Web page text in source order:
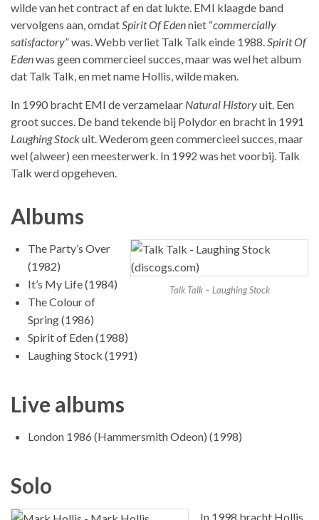
wilde van het contract af en dat lukte. EMI klaagde band
vervolgens aan, omdatSpirit Of Edenniet “commercially
satisfactory” was. Webb verliet Talk Talk einde 1988.Spirit Of
Edenwas geen commercieel succes, maar was wel het album
dat Talk Talk, en met name Hollis, wilde maken.
In 1990 bracht EMI de verzamelaar Natural Historyuit. Een
groot succes. De band tekende bij Polydor en bracht in 1991
Laughing Stockuit. Wederom geen commercieel succes, maar
wel (alweer) een meesterwerk. In 1992 was het voorbij. Talk
Talk werd opgeheven.
Albums
Talk Talk – Laughing Stock
The Party’s Over
(1982)
It’s My Life (1984)
The Colour of
Spring (1986)
Spirit of Eden (1988)
Laughing Stock (1991)
Live albums
London 1986 (Hammersmith Odeon) (1998)
Solo
In 1998 bracht Hollis